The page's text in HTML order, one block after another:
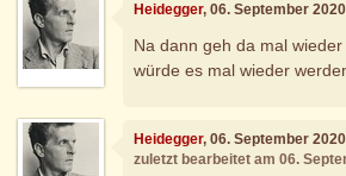
Heidegger, 06. September
Na dann geh da mal
würde es mal wieder
Heidegger, 06. September
zuletzt bearbeitet am 06.